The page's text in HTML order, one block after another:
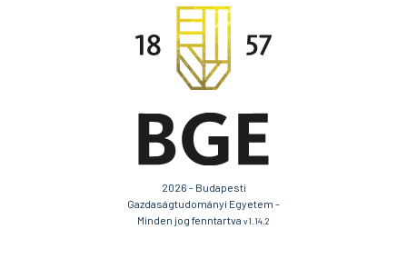
2026 - Budapesti
Gazdaságtudományi Egyetem -
Minden jog fenntartva v1.14.2